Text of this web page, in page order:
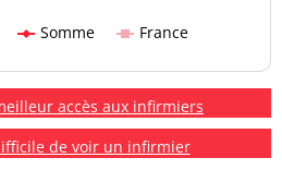
Somme France
accès aux infirmiers
de voir un infirmier